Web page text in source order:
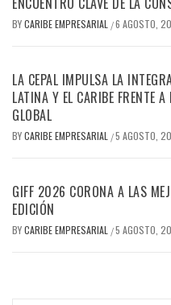
BYCARIBE EMPRESARIAL /6 AGOSTO,
LA CEPAL IMPULSA LA
LATINA Y EL CARIBE FRENTE
GLOBAL
BYCARIBE EMPRESARIAL /5 AGOSTO,
GIFF 2026 CORONA A LAS
EDICIÓN
BYCARIBE EMPRESARIAL /5 AGOSTO,